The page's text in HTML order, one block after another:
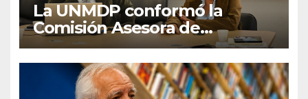
La UNMDP conformó la
Comisión Asesora de
Autoevaluación y
Planeamiento